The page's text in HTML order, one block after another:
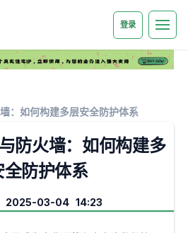
登录
：如何构建多层安全防护体系
防火墙：如何构建多
全防护体系
: 2025-03-04 14:23